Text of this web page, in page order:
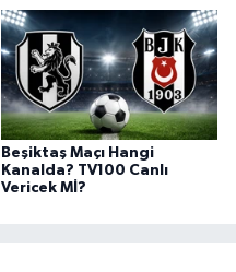
Beşiktaş Maçı Hangi
Kanalda? TV100 Canlı
Vericek Mİ?